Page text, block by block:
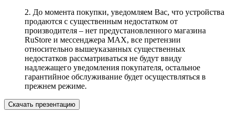
2. До момента покупки, уведомляем Вас, что устройства
продаются с существенным недостатком от
производителя – нет предустановленного магазина
RuStore и мессенджера MAX, все претензии
относительно вышеуказанных существенных
недостатков рассматриваться не будут ввиду
надлежащего уведомления покупателя, остальное
гарантийное обслуживание будет осуществляться в
прежнем режиме.
Скачать презентацию